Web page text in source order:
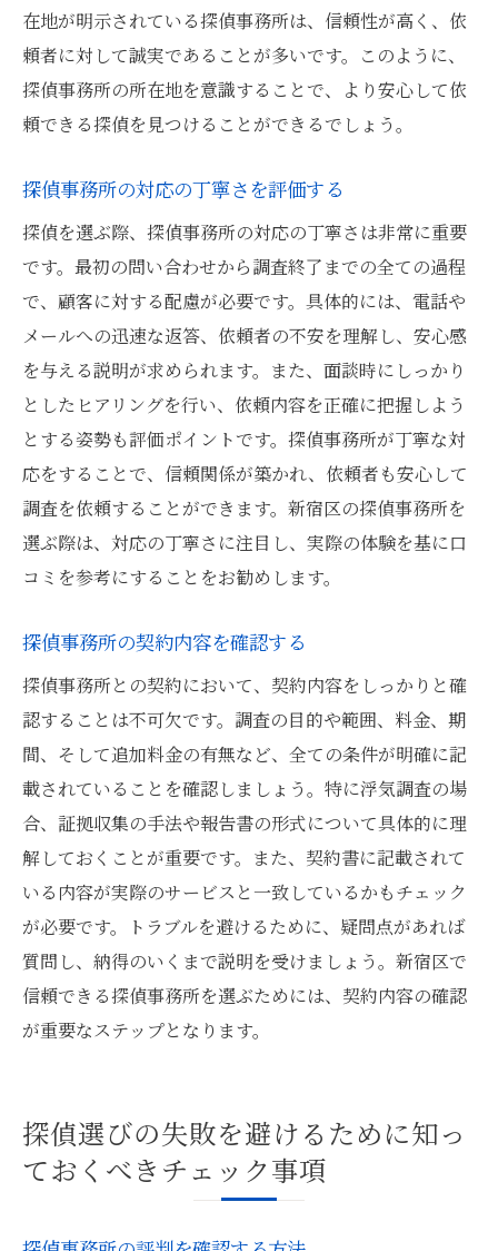
探偵事務所のサービス範囲を理解する
契約書をしっかり確認する重要性
探偵事務所の対応が不十分な場合の対策
探偵事務所選びの成功例から学ぶ新宿区での最
信頼できる探偵事務所の特徴
成功事例に基づいた探偵事務所の比較
新宿区での探偵事務所選びの成功ポイント
探偵事務所の選び方に関するアドバイス
成功した利用者の体験談を参考にする
信頼できる探偵事務所を選ぶための最終チェッ
クポイント
最終的な信頼性確認のポイント
探偵事務所との最終面談で確認すべき事項
契約前に最終確認すべきポイント
探偵事務所の最終評価方法
信頼できる探偵事務所の最終選択方法
最終的に安心して依頼できる探偵事務所の
見極め方
在地が明示されている探偵事務所は、信頼性が高く、依
頼者に対して誠実であることが多いです。このように、
探偵事務所の所在地を意識することで、より安心して依
頼できる探偵を見つけることができるでしょう。
探偵事務所の対応の丁寧さを評価する
探偵を選ぶ際、探偵事務所の対応の丁寧さは非常に重要
です。最初の問い合わせから調査終了までの全ての過程
で、顧客に対する配慮が必要です。具体的には、電話や
メールへの迅速な返答、依頼者の不安を理解し、安心感
を与える説明が求められます。また、面談時にしっかり
としたヒアリングを行い、依頼内容を正確に把握しよう
とする姿勢も評価ポイントです。探偵事務所が丁寧な対
応をすることで、信頼関係が築かれ、依頼者も安心して
調査を依頼することができます。新宿区の探偵事務所を
選ぶ際は、対応の丁寧さに注目し、実際の体験を基に口
コミを参考にすることをお勧めします。
探偵事務所の契約内容を確認する
探偵事務所との契約において、契約内容をしっかりと確
認することは不可欠です。調査の目的や範囲、料金、期
間、そして追加料金の有無など、全ての条件が明確に記
載されていることを確認しましょう。特に浮気調査の場
合、証拠収集の手法や報告書の形式について具体的に理
解しておくことが重要です。また、契約書に記載されて
いる内容が実際のサービスと一致しているかもチェック
が必要です。トラブルを避けるために、疑問点があれば
質問し、納得のいくまで説明を受けましょう。新宿区で
信頼できる探偵事務所を選ぶためには、契約内容の確認
が重要なステップとなります。
探偵選びの失敗を避けるために知っ
ておくべきチェック事項